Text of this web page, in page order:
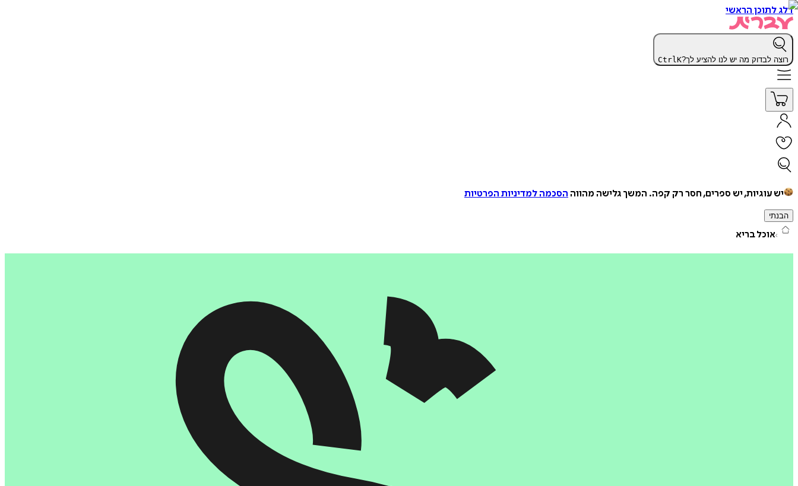
דלג לתוכן הראשי
רוצה לבדוק מה יש לנו להציע לך? CtrlK
יש עוגיות, יש ספרים, חסר רק קפה. המשך גלישה מהווה הסכמה למדיניות הפרטיות
הבנתי
אוכל בריא